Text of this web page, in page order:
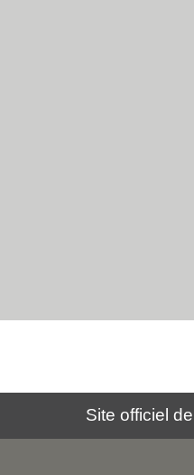
Site officiel